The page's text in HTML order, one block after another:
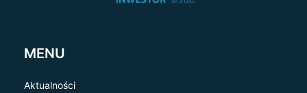
MENU
Aktualności